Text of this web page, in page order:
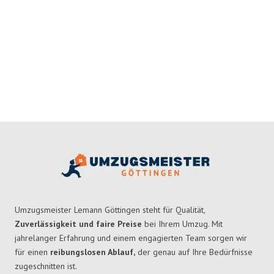
Umzugsmeister Lemann Göttingen steht für Qualität,
Zuverlässigkeit und faire Preise bei Ihrem Umzug. Mit
jahrelanger Erfahrung und einem engagierten Team sorgen wir
für einen reibungslosen Ablauf, der genau auf Ihre Bedürfnisse
zugeschnitten ist.